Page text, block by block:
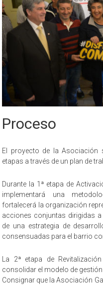
Proceso
El proyecto de la
etapas a través de un plan de
Durante la 1ª etapa de
implementará una
fortalecerá la organización
acciones conjuntas dirigidas
de una estrategia de
consensuadas para el barrio
La 2ª etapa de
consolidar el modelo de gestión
Consignar que la Asociación